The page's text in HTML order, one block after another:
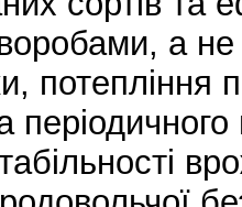
а
потепління